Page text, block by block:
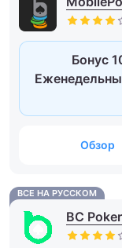
Бонус
Обзор
ВСЕ НА РУССКОМ
BC Poker